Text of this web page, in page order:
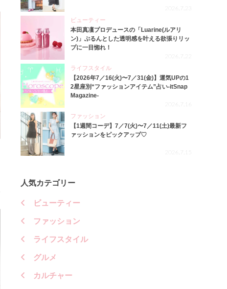
2026.7.23
ビューティー
本田真凜プロデュースの「Luarine(ルアリ
ン)」ぷるんとした透明感を叶える欲張りリッ
プに一目惚れ！
2026.7.22
ライフスタイル
【2026年7／16(火)〜7／31(金)】運気UPの1
2星座別“ファッションアイテム”占い-itSnap
Magazine-
2026.7.16
ファッション
【1週間コーデ】7／7(火)〜7／11(土)最新フ
ァッションをピックアップ♡
2026.7.15
人気カテゴリー
ビューティー
ファッション
ライフスタイル
グルメ
カルチャー